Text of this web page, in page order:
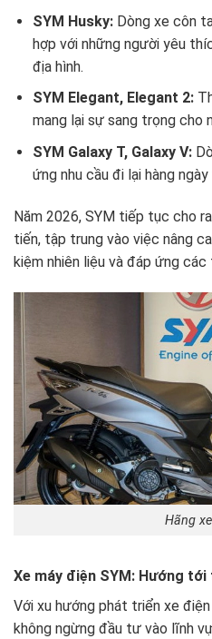
SYM Husky:Dòng xe côn
hợp với những người yêu
địa hình.
SYM Elegant, Elegant 2:
mang lại sự sang trọng cho
SYM Galaxy T, Galaxy V:
ứng nhu cầu đi lại hàng
Năm 2026, SYM tiếp tục cho
tiến, tập trung vào việc nâng
kiệm nhiên liệu và đáp ứng
Hãng
Xe máy điện SYM: Hướng
Với xu hướng phát triển xe
không ngừng đầu tư vào lĩnh